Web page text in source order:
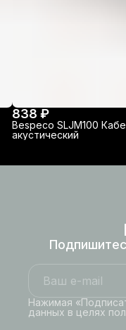
838 ₽
Bespeco SLJM100
акустический
Нажимая
данных в целях